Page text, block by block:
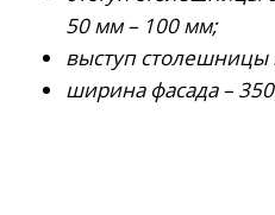
50 мм – 100 мм;
выступ столешницы
ширина фасада –